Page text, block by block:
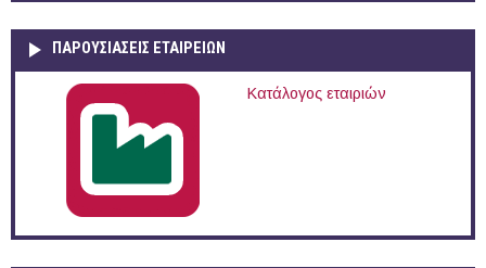
ΠΑΡΟΥΣΙΆΣΕΙΣ ΕΤΑΙΡΕΙΏΝ
Κατάλογος εταιριών